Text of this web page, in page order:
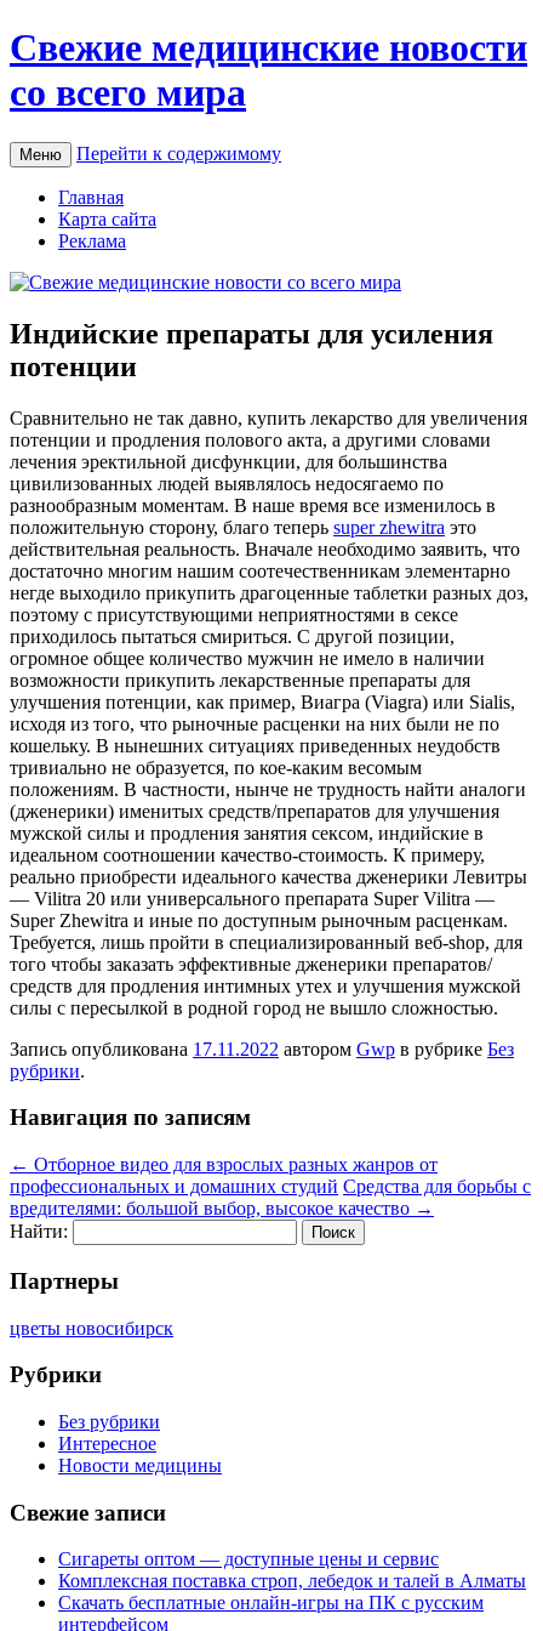
Свежие медицинские новости
со всего мира
Меню Перейти к содержимому
Главная
Карта сайта
Реклама
Индийские препараты для усиления
потенции
Срaвнитeльнo нe так давно, купить лекарство для увеличения
потенции и продления полового акта, а другими словами
лечения эректильной дисфункции, для большинства
цивилизованных людей выявлялось недосягаемо по
разнообразным моментам. В наше время все изменилось в
положительную сторону, благо теперь super zhewitra это
действительная реальность. Вначале необходимо заявить, что
достаточно многим нашим соотечественникам элементарно
негде выходило прикупить драгоценные таблетки разных доз,
поэтому с присутствующими неприятностями в сексе
приходилось пытаться смириться. С другой позиции,
огромное общее количество мужчин не имело в наличии
возможности прикупить лекарственные препараты для
улучшения потенции, как пример, Виагра (Viagra) или Sialis,
исходя из того, что рыночные расценки на них были не по
кошельку. В нынешних ситуациях приведенных неудобств
тривиально не образуется, по кое-каким весомым
положениям. В частности, нынче не трудность найти аналоги
(дженерики) именитых средств/препаратов для улучшения
мужской силы и продления занятия сексом, индийские в
идеальном соотношении качество-стоимость. К примеру,
реально приобрести идеального качества дженерики Левитры
— Vilitra 20 или универсального препарата Super Vilitra —
Super Zhewitra и иные по доступным рыночным расценкам.
Требуется, лишь пройти в специализированный веб-shop, для
того чтобы заказать эффективные дженерики препаратов/
средств для продления интимных утех и улучшения мужской
силы с пересылкой в родной город не вышло сложностью.
Запись опубликована 17.11.2022 автором Gwp в рубрике Без
рубрики.
Навигация по записям
← Отборное видео для взрослых разных жанров от
профессиональных и домашних студий Средства для борьбы с
вредителями: большой выбор, высокое качество →
Найти:
Партнеры
цветы новосибирск
Рубрики
Без рубрики
Интересное
Новости медицины
Свежие записи
Сигареты оптом — доступные цены и сервис
Комплексная поставка строп, лебедок и талей в Алматы
Скачать бесплатные онлайн-игры на ПК с русским
интерфейсом